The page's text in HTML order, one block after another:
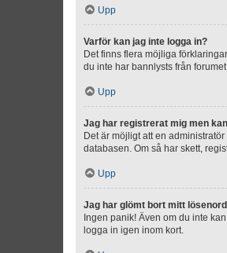
Upp
Varför kan jag inte logga in?
Det finns flera möjliga
du inte har bannlysts från
Upp
Jag har registrerat mig men
Det är möjligt att en
databasen. Om så har skett,
Upp
Jag har glömt bort mitt
Ingen panik! Även om du inte
logga in igen inom kort.